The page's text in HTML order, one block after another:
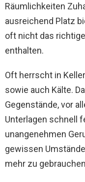
Räumlichkeiten
ausreichend Platz
oft nicht das
enthalten.
Oft herrscht in
sowie auch Kälte.
Gegenstände, vor
Unterlagen schnell
unangenehmen
gewissen
mehr zu